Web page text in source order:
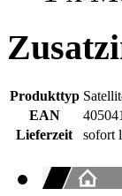
Produkttyp
EAN
Lieferzeit
sofort